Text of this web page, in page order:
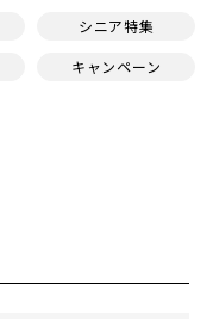
シニア特集
キャンペーン